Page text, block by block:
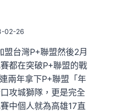
02-26
盟台灣P+聯盟然後2月
都在突破P+聯盟的戰
兩年拿下P+聯盟「年
攻城獅隊，更是完全
中個人就為高雄17直